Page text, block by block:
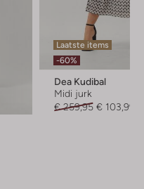
Laatste items
-60%
Dea Kudibal
Midi jurk
€ 259,95 € 103,99